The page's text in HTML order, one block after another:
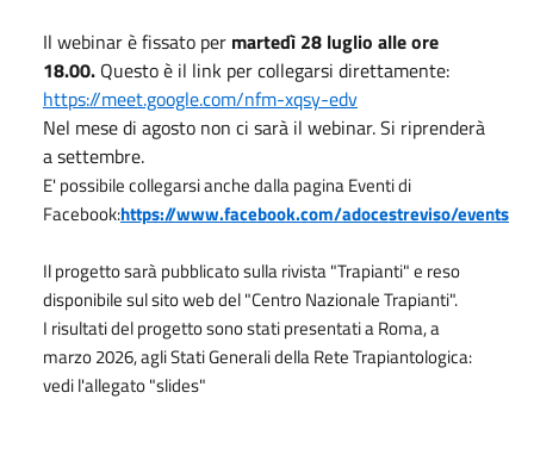
Il webinar è fissato per martedì 28 luglio alle ore
18.00. Questo è il link per collegarsi direttamente:
https://meet.google.com/nfm-xqsy-edv
Nel mese di agosto non ci sarà il webinar. Si riprenderà
a settembre.
E' possibile collegarsi anche dalla pagina Eventi di
Facebook:https://www.facebook.com/adocestreviso/events
Il progetto sarà pubblicato sulla rivista "Trapianti" e reso
disponibile sul sito web del "Centro Nazionale Trapianti".
I risultati del progetto sono stati presentati a Roma, a
marzo 2026, agli Stati Generali della Rete Trapiantologica:
vedi l'allegato "slides"